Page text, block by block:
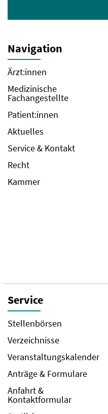
Navigation
Ärzt:innen
Medizinische
Fachangestellte
Patient:innen
Aktuelles
Service & Kontakt
Recht
Kammer
Service
Stellenbörsen
Verzeichnisse
Veranstaltungskalender
Anträge & Formulare
Anfahrt &
Kontaktformular